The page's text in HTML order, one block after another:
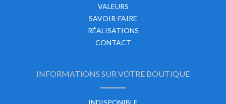
VALEURS
SAVOIR-FAIRE
RÉALISATIONS
CONTACT
INFORMATIONS SUR VOTRE BOUTIQUE
INDISPONIBLE